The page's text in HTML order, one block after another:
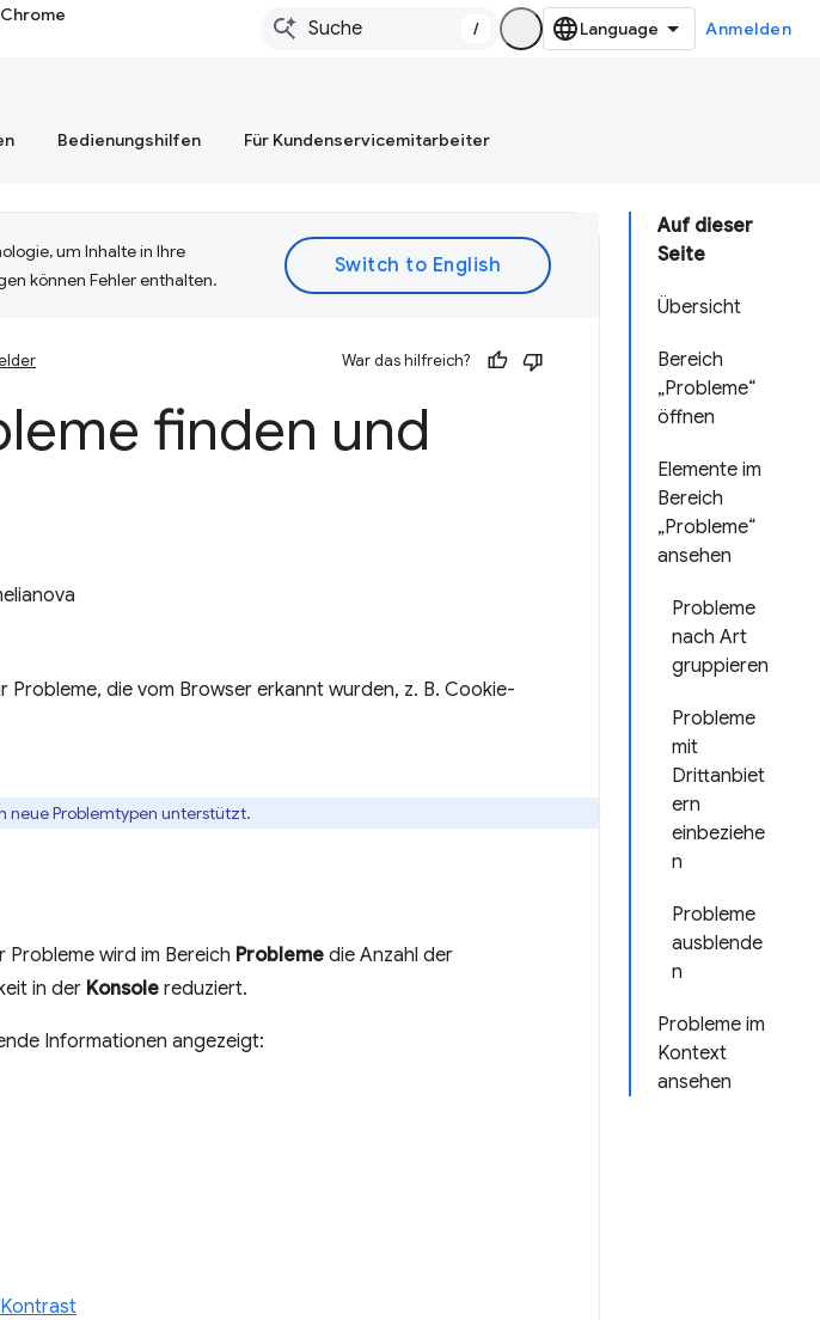
/ Anmelden
Bedienungshilfen Für Kundenservicemitarbeiter
Auf dieser
Seite
Übersicht
Bereich
„Probleme“
öffnen
Elemente im
Bereich
„Probleme“
ansehen
Probleme
nach Art
gruppieren
Probleme
mit
Drittanbiet
ern
einbeziehe
n
Probleme
ausblende
n
Probleme im
Kontext
ansehen
um Inhalte in Ihre
können Fehler enthalten.
War das hilfreich?
finden und
Probleme, die vom Browser erkannt wurden, z. B. Cookie-
neue Problemtypen unterstützt.
wird im Bereich Probleme die Anzahl der
in der Konsole reduziert.
Informationen angezeigt: